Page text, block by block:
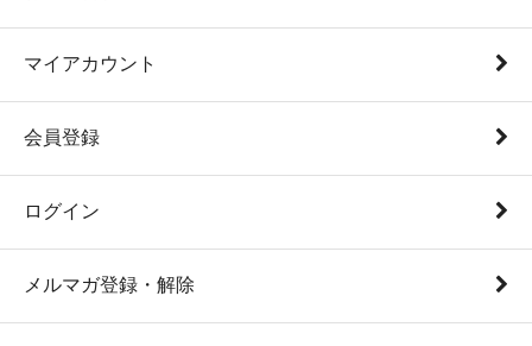
マイアカウント
会員登録
ログイン
メルマガ登録・解除